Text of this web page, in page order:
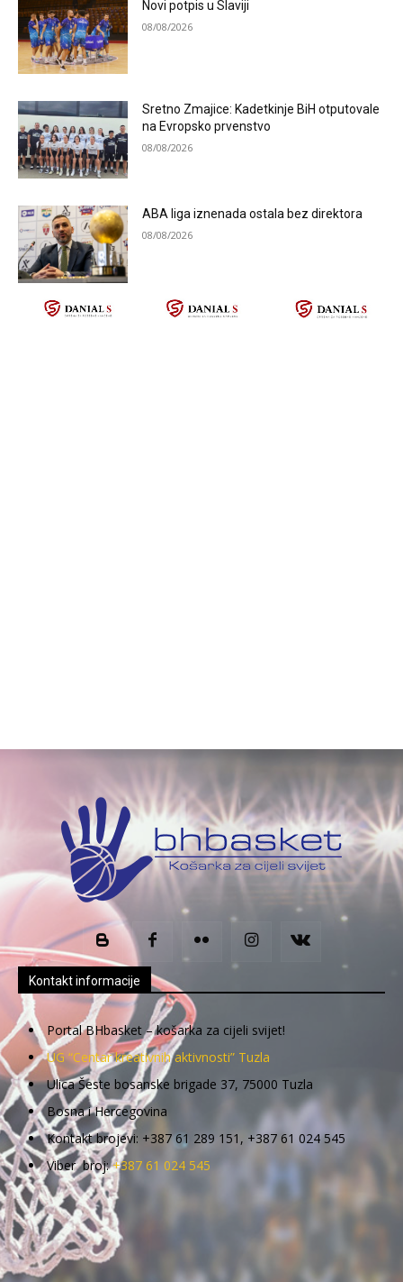
Novi potpis u Slaviji
08/08/2026
Sretno Zmajice: Kadetkinje BiH otputovale
na Evropsko prvenstvo
08/08/2026
ABA liga iznenada ostala bez direktora
08/08/2026
Kontakt informacije
Portal BHbasket – košarka za cijeli svijet!
UG “Centar kreativnih aktivnosti” Tuzla
Ulica Šeste bosanske brigade 37, 75000 Tuzla
Bosna i Hercegovina
Kontakt brojevi: +387 61 289 151, +387 61 024 545
Viber broj:+387 61 024 545